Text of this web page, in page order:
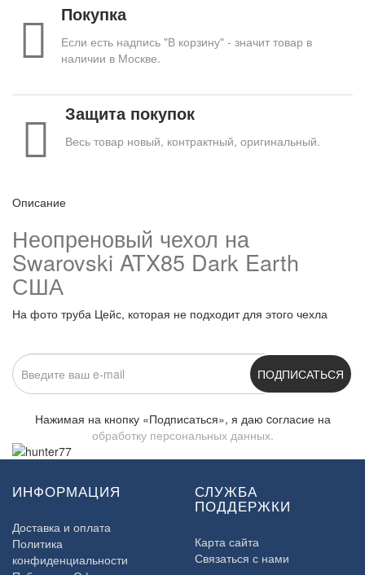
Покупка
Если есть надпись "В корзину" - значит товар в
наличии в Москве.
Защита покупок
Весь товар новый, контрактный, оригинальный.
Описание
Неопреновый чехол на
Swarovski ATX85 Dark Earth
США
На фото труба Цейс, которая не подходит для этого чехла
ПОДПИСАТЬСЯ
Нажимая на кнопку «Подписаться», я даю cогласие на
обработку персональных данных.
ИНФОРМАЦИЯ
Доставка и оплата
Политика
конфиденциальности
СЛУЖБА
ПОДДЕРЖКИ
Карта сайта
Связаться с нами